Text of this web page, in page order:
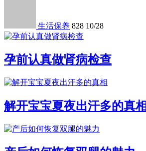
生活保养 828 10/28
孕前认真做肾病检查
解开宝宝夏夜出汗多的真相